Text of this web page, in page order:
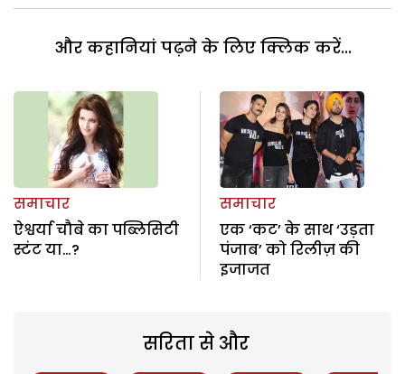
और कहानियां पढ़ने के लिए क्लिक करें...
समाचार
ऐश्वर्या चौबे का पब्लिसिटी
स्टंट या…?
समाचार
एक ‘कट’ के साथ ‘उड़ता
पंजाब’ को रिलीज़ की
इजाजत
सरिता से और